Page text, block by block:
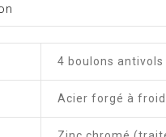
4 boulons
Acier forgé à